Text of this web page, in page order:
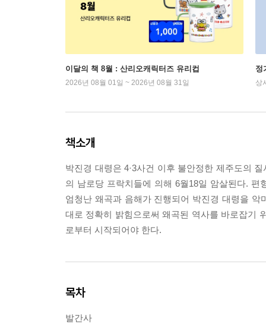
이달의 책 8월 : 산리오캐릭터즈 유리컵
2026년 08월 01일 ~ 2026년 08월 31일
정
상
책소개
박진경 대령은 4·3사건 이후 불안정한 제주도의
의 남로당 프락치들에 의해 6월18일 암살된다.
엄청난 왜곡과 음해가 진행되어 박진경 대령을
대로 정확히 밝힘으로써 왜곡된 역사를 바로잡기
로부터 시작되어야 한다.
목차
발간사